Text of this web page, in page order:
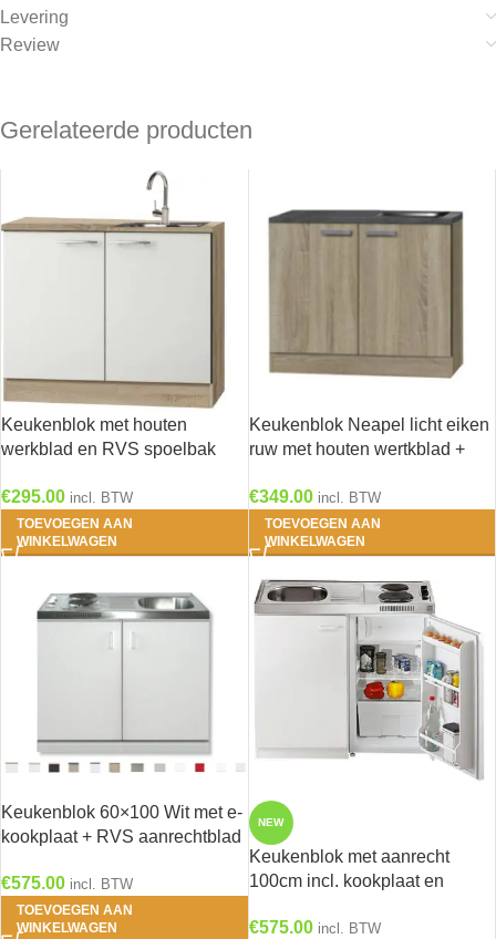
Levering
Review
Gerelateerde producten
Keukenblok met houten
werkblad en RVS spoelbak
€295.00 incl. BTW
TOEVOEGEN AAN
WINKELWAGEN
Keukenblok Neapel licht eiken
ruw met houten wertkblad +
€349.00 incl. BTW
TOEVOEGEN AAN
WINKELWAGEN
Keukenblok 60×100 Wit met e-
kookplaat + RVS aanrechtblad
€575.00 incl. BTW
TOEVOEGEN AAN
WINKELWAGEN
NEW
Keukenblok met aanrecht
100cm incl. kookplaat en
€575.00 incl. BTW